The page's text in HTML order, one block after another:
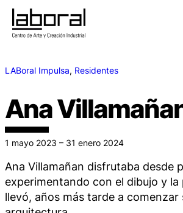
LABoral Impulsa, Residentes
Ana
1 mayo 2023 – 31 enero 2024
Ana Villamañan disfrutaba desde
experimentando con el dibujo y la
llevó, años más tarde a comenzar